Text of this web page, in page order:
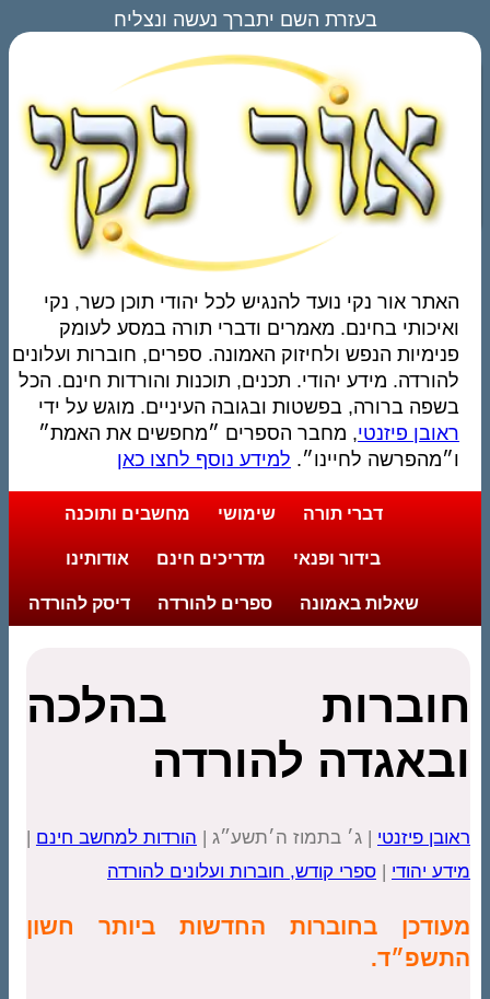
בעזרת השם יתברך נעשה ונצליח
אור נקי נועד להנגיש לכל יהודי תוכן כשר, נקי
בחינם. מאמרים ודברי תורה במסע לעומק
הנפש ולחיזוק האמונה. ספרים, חוברות ועלונים
מידע יהודי. תכנים, תוכנות והורדות חינם. הכל
ברורה, בפשטות ובגובה העיניים. מוגש על ידי
פיזנטי, מחבר הספרים ״מחפשים את האמת״
לחיינו״.למידע נוסף לחצו כאן
דברי תורה שימושי מחשבים ותוכנה
בידור ופנאי מדריכים חינם אודותינו
שאלות באמונה ספרים להורדה דיסק להורדה
בהלכה
להורדה
פיזנטי| ג׳ בתמוז ה׳תשע״ג |הורדות למחשב חינם |
יהודי |ספרי קודש, חוברות ועלונים להורדה
בחוברות החדשות ביותר חשון